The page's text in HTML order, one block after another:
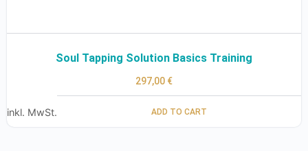
Soul Tapping Solution Basics Training
297,00 €
inkl. MwSt. ADD TO CART